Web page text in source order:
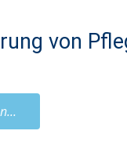
von